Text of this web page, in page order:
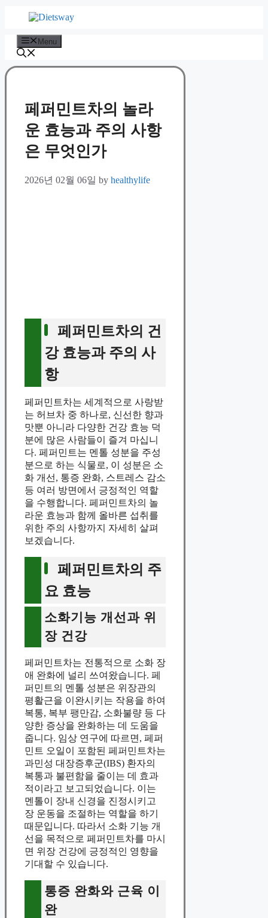
Menu
페퍼민트차의 놀라
운 효능과 주의 사항
은 무엇인가
2026년 02월 06일 by healthylife
페퍼민트차의 건
강 효능과 주의 사
항
페퍼민트차는 세계적으로 사랑받
는 허브차 중 하나로, 신선한 향과
맛뿐 아니라 다양한 건강 효능 덕
분에 많은 사람들이 즐겨 마십니
다. 페퍼민트는 멘톨 성분을 주성
분으로 하는 식물로, 이 성분은 소
화 개선, 통증 완화, 스트레스 감소
등 여러 방면에서 긍정적인 역할
을 수행합니다. 페퍼민트차의 놀
라운 효능과 함께 올바른 섭취를
위한 주의 사항까지 자세히 살펴
보겠습니다.
페퍼민트차의 주
요 효능
소화기능 개선과 위
장 건강
페퍼민트차는 전통적으로 소화 장
애 완화에 널리 쓰여왔습니다. 페
퍼민트의 멘톨 성분은 위장관의
평활근을 이완시키는 작용을 하여
복통, 복부 팽만감, 소화불량 등 다
양한 증상을 완화하는 데 도움을
줍니다. 임상 연구에 따르면, 페퍼
민트 오일이 포함된 페퍼민트차는
과민성 대장증후군(IBS) 환자의
복통과 불편함을 줄이는 데 효과
적이라고 보고되었습니다. 이는
멘톨이 장내 신경을 진정시키고
장 운동을 조절하는 역할을 하기
때문입니다. 따라서 소화 기능 개
선을 목적으로 페퍼민트차를 마시
면 위장 건강에 긍정적인 영향을
기대할 수 있습니다.
통증 완화와 근육 이
완